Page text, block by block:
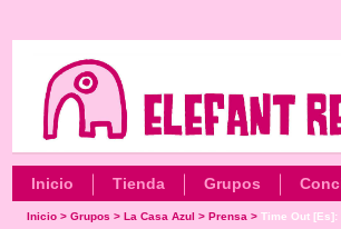
Inicio Tienda Grupos
Inicio> Grupos > La Casa Azul > Prensa > Time Out [Es]: